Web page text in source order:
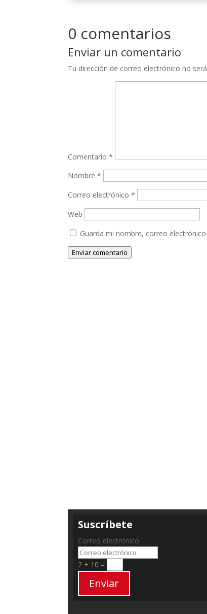
0 comentarios
Enviar un comentario
Tu dirección de correo electrónico no
Comentario*
Nombre*
Correo electrónico*
Web
Guarda mi nombre, correo
Enviar comentario
Suscríbete
Correo electrónico
2 + 10 =
Enviar